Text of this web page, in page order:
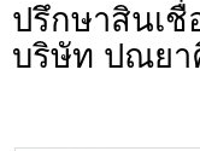
ปรึกษาสินเ
บริษัท ปณยา